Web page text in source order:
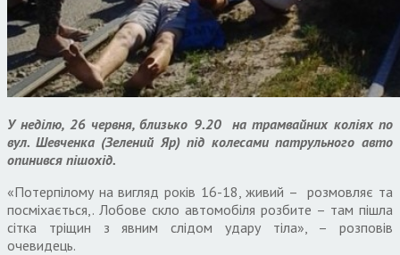
У неділю, 26 червня, близько 9.20 на трамвайних коліях по
вул. Шевченка (Зелений Яр) під колесами патрульного авто
опинився пішохід.
«Потерпілому на вигляд років 16-18, живий – розмовляє та
посміхається,. Лобове скло автомобіля розбите – там пішла
сітка тріщин з явним слідом удару тіла», – розповів
очевидець.